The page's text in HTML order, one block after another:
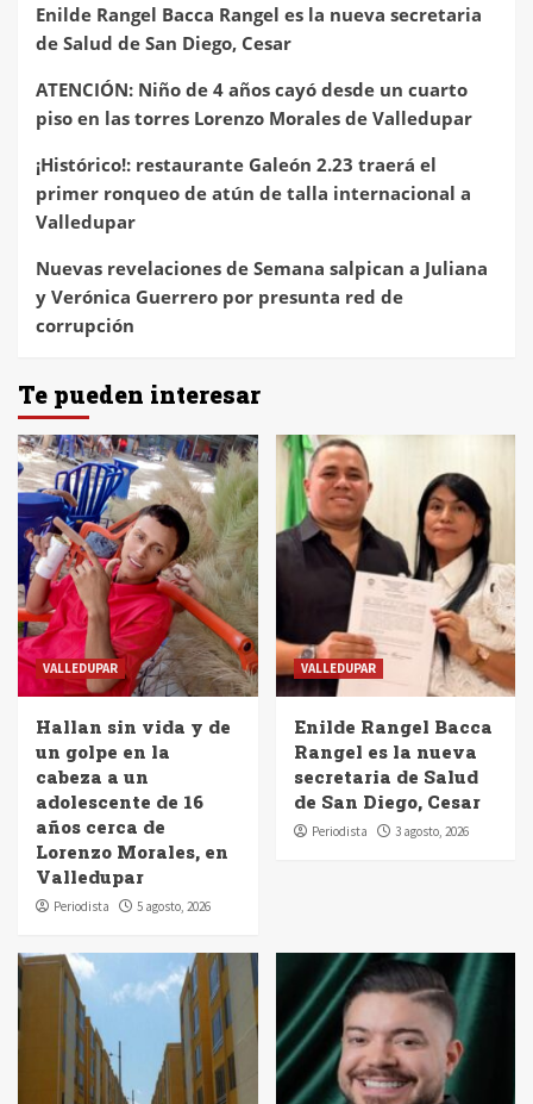
Enilde Rangel Bacca Rangel es la nueva secretaria
de Salud de San Diego, Cesar
ATENCIÓN: Niño de 4 años cayó desde un cuarto
piso en las torres Lorenzo Morales de Valledupar
¡Histórico!: restaurante Galeón 2.23 traerá el
primer ronqueo de atún de talla internacional a
Valledupar
Nuevas revelaciones de Semana salpican a Juliana
y Verónica Guerrero por presunta red de
corrupción
Te pueden interesar
VALLEDUPAR
Hallan sin vida y de
un golpe en la
cabeza a un
adolescente de 16
años cerca de
Lorenzo Morales, en
Valledupar
Periodista 5 agosto, 2026
VALLEDUPAR
Enilde Rangel Bacca
Rangel es la nueva
secretaria de Salud
de San Diego, Cesar
Periodista 3 agosto, 2026